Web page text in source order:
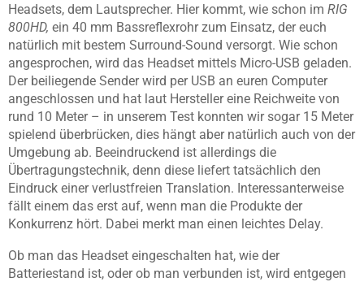
Headsets, dem Lautsprecher. Hier kommt, wie schon im RIG
800HD, ein 40 mm Bassreflexrohr zum Einsatz, der euch
natürlich mit bestem Surround-Sound versorgt. Wie schon
angesprochen, wird das Headset mittels Micro-USB geladen.
Der beiliegende Sender wird per USB an euren Computer
angeschlossen und hat laut Hersteller eine Reichweite von
rund 10 Meter – in unserem Test konnten wir sogar 15 Meter
spielend überbrücken, dies hängt aber natürlich auch von der
Umgebung ab. Beeindruckend ist allerdings die
Übertragungstechnik, denn diese liefert tatsächlich den
Eindruck einer verlustfreien Translation. Interessanterweise
fällt einem das erst auf, wenn man die Produkte der
Konkurrenz hört. Dabei merkt man einen leichtes Delay.
Ob man das Headset eingeschalten hat, wie der
Batteriestand ist, oder ob man verbunden ist, wird entgegen